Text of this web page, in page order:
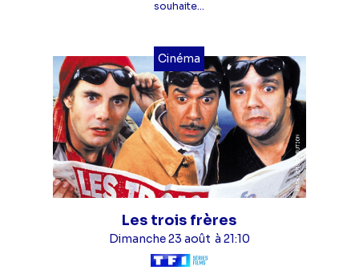
souhaite...
Cinéma
Les trois frères
Dimanche 23 août à 21:10